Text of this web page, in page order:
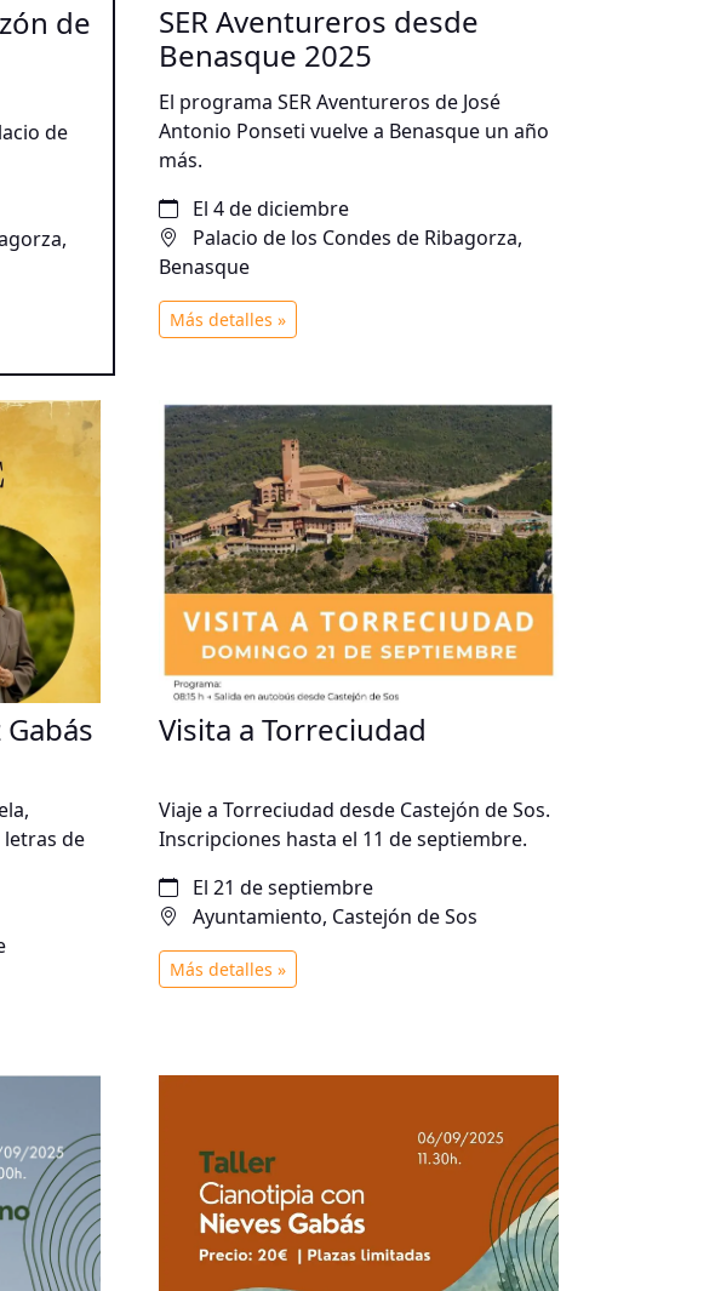
de
de
SER Aventureros desde
Benasque 2025
El programa SER Aventureros de José
Antonio Ponseti vuelve a Benasque un año
más.
El 4 de diciembre
Palacio de los Condes de Ribagorza,
Benasque
Más detalles »
letras de
Visita a Torreciudad
Viaje a Torreciudad desde Castejón de Sos.
Inscripciones hasta el 11 de septiembre.
El 21 de septiembre
Ayuntamiento, Castejón de Sos
Más detalles »